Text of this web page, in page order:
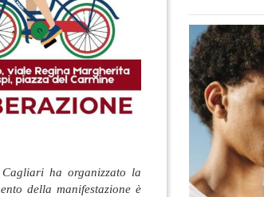
ha organizzato la
della manifestazione è